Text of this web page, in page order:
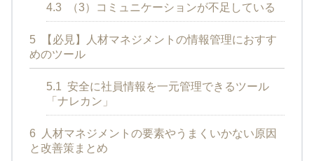
4.3 （3）コミュニケーションが不足している
5
【必見】人材マネジメントの情報管理におすす
めのツール
5.1 安全に社員情報を一元管理できるツール
「ナレカン」
6
人材マネジメントの要素やうまくいかない原因
と改善策まとめ